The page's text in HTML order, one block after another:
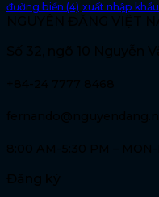
đường biển (4) xuất nhập khẩu